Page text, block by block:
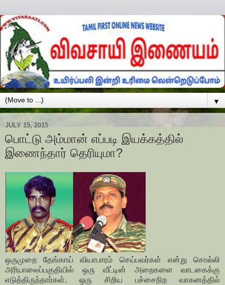
▼
JULY 15, 2015
பொட்டு அம்மான் எப்படி இயக்கத்தில்
இணைந்தார் தெரியுமா?
ஒருமுறை தேங்காய் வியாபாரம் செய்பவர்கள் என்று சொல்லி
அரியாலைப்பகுதியில் ஒரு வீட்டின் அறைகளை வாடகைக்கு
எடுத்திருந்தார்கள். ஒரு சிறிய பச்சைநிற வாகனத்தில்